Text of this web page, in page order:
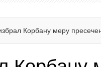
Корбану меру